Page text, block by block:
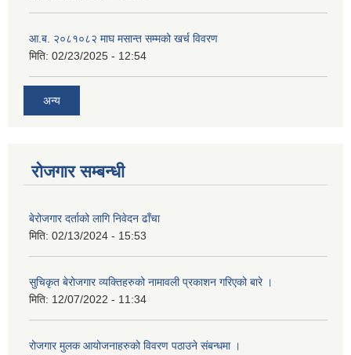
आ.ब. २०८१०८२ माघ मसान्त सम्मको खर्च विवरण
मिति: 02/23/2025 - 12:54
अन्य
रोजगार सम्बन्धी
बेरोजगार दर्ताको लागि निवेदन ढाँचा
मिति: 02/13/2024 - 15:53
सुचिकृत बेरोजगार व्यक्तिहरुको नामावली प्रकाशन गरिएको बारे ।
मिति: 12/07/2022 - 11:34
रोजगार मुलक आयोजनाहरुको विवरण पठाउने संबन्धमा ।